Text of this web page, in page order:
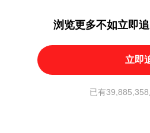
浏览更多不如立即
立即
已有